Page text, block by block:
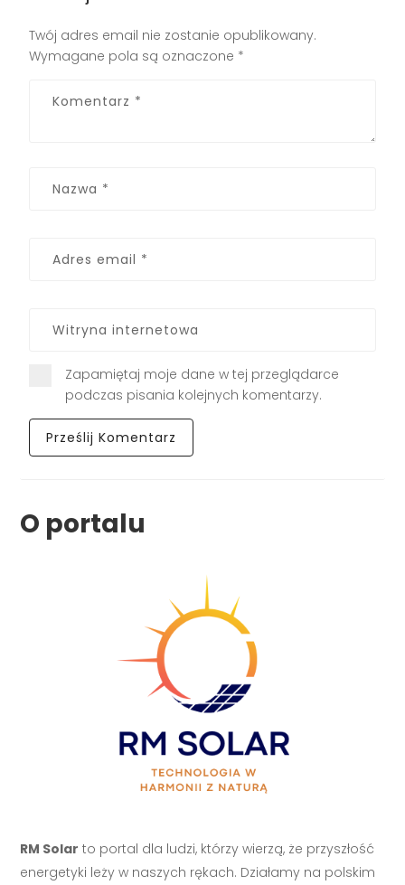
Twój adres email nie zostanie opublikowany.
Wymagane pola są oznaczone *
Zapamiętaj moje dane w tej przeglądarce
podczas pisania kolejnych komentarzy.
O portalu
RM Solar to portal dla ludzi, którzy wierzą, że przyszłość
energetyki leży w naszych rękach. Działamy na polskim